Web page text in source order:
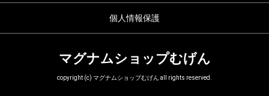
個人情報保護
マグナムショップむげん
copyright (c) マグナムショップむげん all rights reserved.